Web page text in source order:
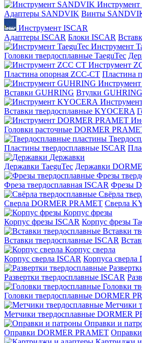
Адаптеры SANDVIK Винты
Инструмент ISCAR
Адаптеры ISCAR Блоки ISCAR
Инструмент
Головки твердосплавные TaeguTec
Инструмент
Пластина опорная ZCC-CT Пластина
Вставки GUHRING Втулки GUHRING
Вставки твердосплавные KYOCERA
Головки расточные DORMER
Пластины твердосплавные ISCAR
Державки
Державки TaeguTec Державки
Фрезы
Фреза твердосплавная ISCAR Фрезы
Свёрла
Сверла DORMER PRAMET Сверла
Корпус фрезы
Корпус фрезы ISCAR Корпус фрезы
Вставки
Вставки твердосплавные ISCAR
Корпус сверла
Корпус сверла ISCAR Корпуса
Развертки твердосплавные ISCAR
Головки
Головки твердосплавные DORMER
Метчики
Метчики твердосплавные DORMER
Оправки и
Оправки DORMER PRAMET